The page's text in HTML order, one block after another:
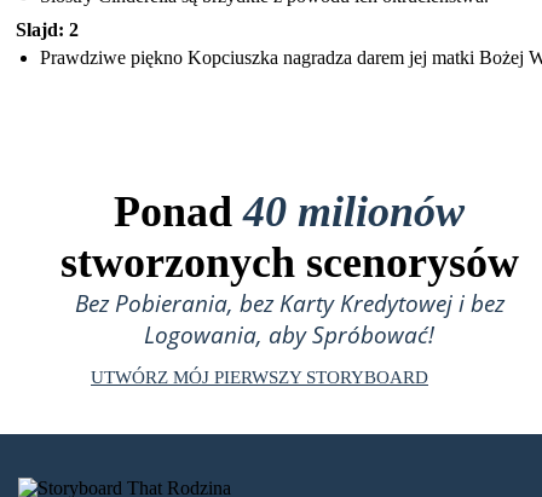
Slajd: 2
Prawdziwe piękno Kopciuszka nagradza darem jej matki Bożej
Ponad40 milionów
stworzonych scenorysów
Bez Pobierania, bez Karty Kredytowej i bez
Logowania, aby Spróbować!
UTWÓRZ MÓJ PIERWSZY STORYBOARD